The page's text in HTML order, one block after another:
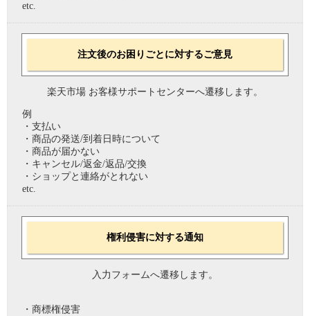
etc.
注文後のお困りごとに対するご意見
楽天市場 お客様サポートセンターへ遷移します。
例
・支払い
・商品の発送/到着日時について
・商品が届かない
・キャンセル/返金/返品/交換
・ショップと連絡がとれない
etc.
権利侵害に対する通知
入力フォームへ遷移します。
・商標権侵害